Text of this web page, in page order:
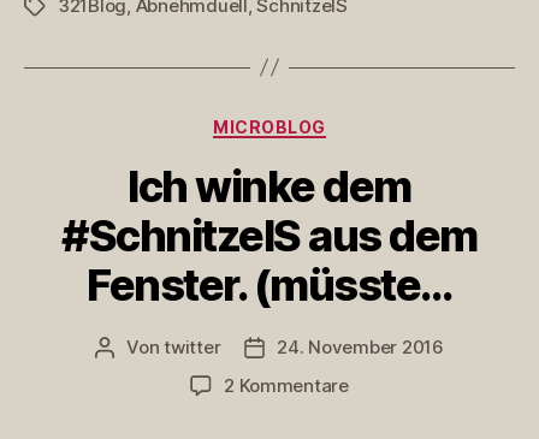
Schlagwörter
321Blog Abnehmduell ,SchnitzelS
Kategorien
MICROBLOG
Ich winke dem
#SchnitzelS aus dem
Fenster. (müsste…
Beitragsautor
Vontwitter Veröffentlichungsdatum
24. November 2016
2 Kommentarezu